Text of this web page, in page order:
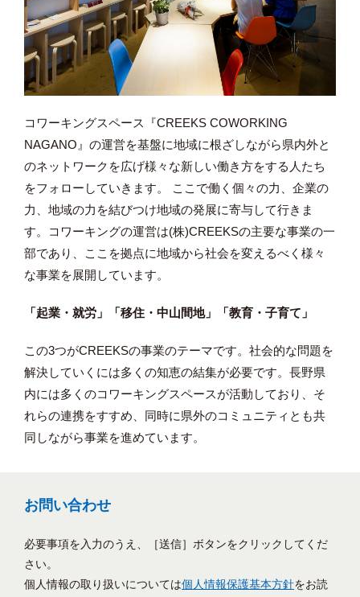
コワーキングスペース『CREEKS COWORKING
NAGANO』の運営を基盤に地域に根ざしながら県内外と
のネットワークを広げ様々な新しい働き方をする人たち
をフォローしていきます。 ここで働く個々の力、企業の
力、地域の力を結びつけ地域の発展に寄与して行きま
す。コワーキングの運営は(株)CREEKSの主要な事業の一
部であり、ここを拠点に地域から社会を変えるべく様々
な事業を展開しています。
「起業・就労」「移住・中山間地」「教育・子育て」
この3つがCREEKSの事業のテーマです。社会的な問題を
解決していくには多くの知恵の結集が必要です。長野県
内には多くのコワーキングスペースが活動しており、そ
れらの連携をすすめ、同時に県外のコミュニティとも共
同しながら事業を進めています。
お問い合わせ
必要事項を入力のうえ、［送信］ボタンをクリックしてくだ
さい。
個人情報の取り扱いについては個人情報保護基本方針をお読